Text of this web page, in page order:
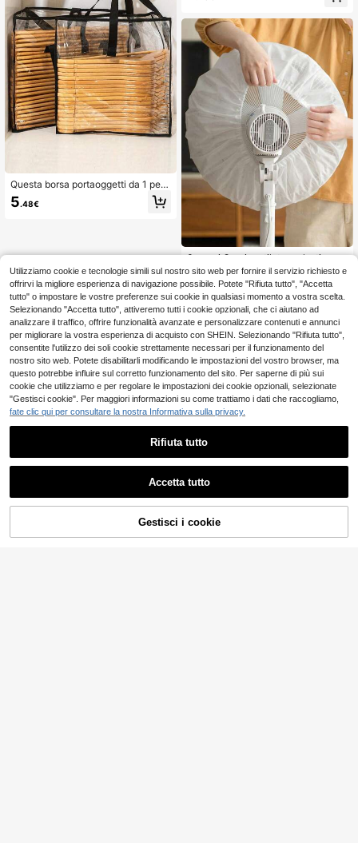
vole, accessorio pratico essenziale
per tutti i giorni, elemento di arreda
mento per la casa indispensabile pe
r tutti
Questa borsa portaoggetti da 1 pez
zo è una borsa di stoccaggio triang
olare di grande capacità, adatta per
a per armadi, ripostigli ordinati e gru
5.48€
copertura trasparente, impermeabil
e e antipolvere, pieghevole, design
multifunzionale all-in-one, adatto p
er casa, scuola, armadi di dormitori,
a prova di polvere e umidità, lavabil
e in lavatrice, uso multiuso
3 pezzi Copriventilatore elastico, a
datto per la maggior parte delle dim
ensioni di ventilatore (diametro mas
simo 35CM), lavabile e riutilizzabil
e, protezione antipolvere per ventil
atore, adatto per ventilatori elettrici
da terra e da tavolo, per la conserva
zione e l'organizzazione domestica
#1 Bestseller in Protezione da muffa e umidità per il tempo umid
2 .95€
COMPRA ORA AGGIUNGI AL CARRELLO
Utilizziamo cookie e tecnologie simili sul nostro sito web per fornire il servizio richiesto e
offrirvi la migliore esperienza di navigazione possibile. Potete "Rifiuta tutto", "Accetta
tutto" o impostare le vostre preferenze sui cookie in qualsiasi momento a vostra scelta.
Selezionando "Accetta tutto", attiveremo tutti i cookie opzionali, che ci aiutano ad
analizzare il traffico, offrire funzionalità avanzate e personalizzare contenuti e annunci
per migliorare la vostra esperienza di acquisto con SHEIN. Selezionando "Rifiuta tutto",
consentite l'utilizzo dei soli cookie strettamente necessari per il funzionamento del
nostro sito web. Potete disabilitarli modificando le impostazioni del vostro browser, ma
questo potrebbe influire sul corretto funzionamento del sito. Per saperne di più sui
cookie che utilizziamo e per regolare le impostazioni dei cookie opzionali, selezionate
"Gestisci cookie". Per maggiori informazioni su come trattiamo i dati che raccogliamo,
fate clic qui per consultare la nostra Informativa sulla privacy.
Rifiuta tutto
Accetta tutto
Gestisci i cookie